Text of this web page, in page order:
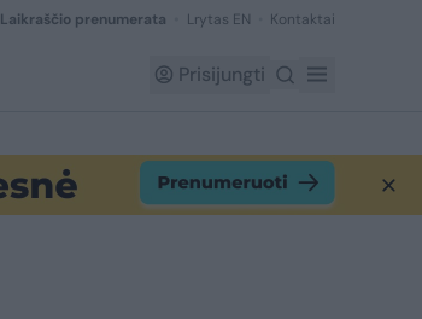
Laikraščio prenumerata Lrytas EN Kontaktai
Prisijungti